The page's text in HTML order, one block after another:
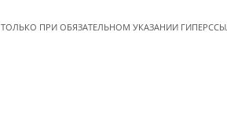
ПРИ ОБЯЗАТЕЛЬНОМ УКАЗАНИИ